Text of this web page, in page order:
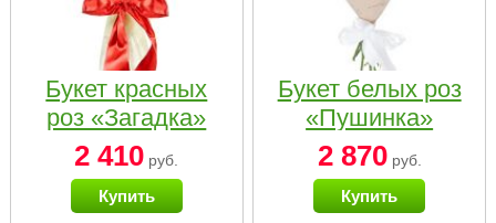
Букет красных
роз «Загадка»
2 410 руб.
Купить
Букет белых роз
«Пушинка»
2 870руб.
Купить